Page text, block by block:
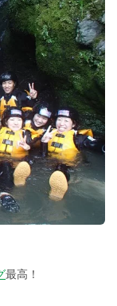
最高！